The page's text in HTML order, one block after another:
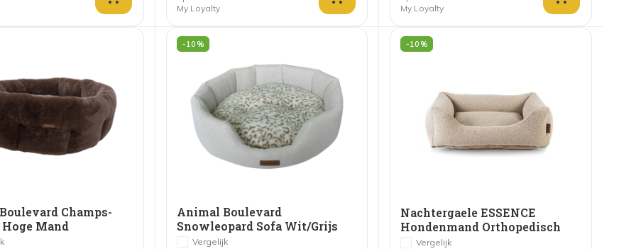
My Loyalty
My Loyalty
Champs-
Mand
-10%
Animal Boulevard
Snowleopard Sofa Wit/Grijs
Vergelijk
-10%
Nachtergaele ESSENCE
Hondenmand Orthopedisch
Greige
Vergelijk